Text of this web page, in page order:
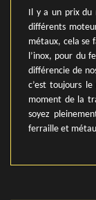
Il y a un prix du
différents
métaux, cela se
l’inox, pour du
différencie de
c’est toujours
moment de la
soyez
ferraille et